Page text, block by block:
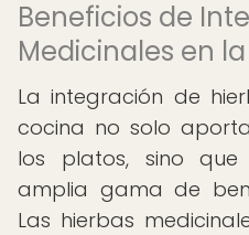
Beneficios de
Medicinales en
La integración de
cocina no solo
los platos, sino
amplia gama de
Las hierbas